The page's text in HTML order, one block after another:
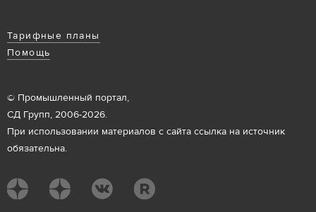
Тарифные планы
Помощь
© Промышленный портал,
СД Групп, 2006-2026.
При использовании материалов с сайта ссылка на источник
обязательна.